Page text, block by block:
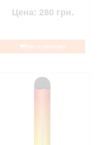
Цена: 280 грн.
Нет в наличии